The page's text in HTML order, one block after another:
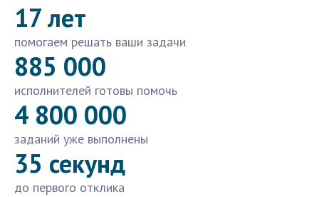
17 лет
помогаем решать ваши задачи
885 000
исполнителей готовы помочь
4 800 000
заданий уже выполнены
35 секунд
до первого отклика